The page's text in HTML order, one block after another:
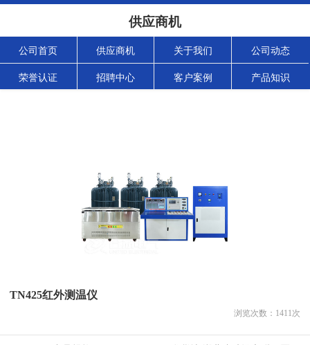
供应商机
公司首页 供应商机 关于我们 公司动态
荣誉认证 招聘中心 客户案例 产品知识
TN425红外测温仪
浏览次数： 1411次